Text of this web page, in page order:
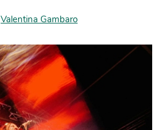
Valentina Gambaro